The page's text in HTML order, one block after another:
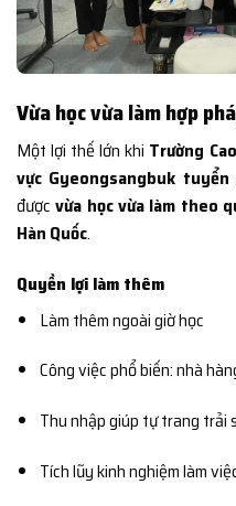
Vừa học vừa làm hợp
Một lợi thế lớn khi Trường
vực Gyeongsangbuk
đượcvừa học vừa làm theo
Hàn Quốc.
Quyền lợi làm thêm
Làm thêm ngoài giờ học
Công việc phổ biến: nhà
Thu nhập giúp tự trang trải
Tích lũy kinh nghiệm làm